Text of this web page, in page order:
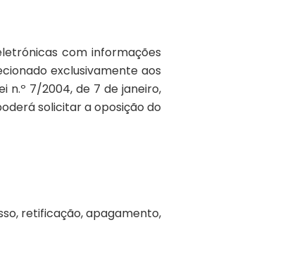
com informações
exclusivamente aos
n.º 7/2004, de 7 de janeiro,
solicitar a oposição do
retificação, apagamento,